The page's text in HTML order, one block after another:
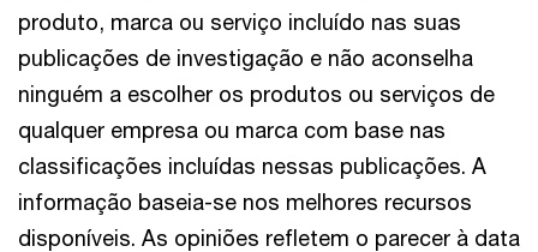
produto, marca ou serviço incluído nas suas
publicações de investigação e não aconselha
ninguém a escolher os produtos ou serviços de
qualquer empresa ou marca com base nas
classificações incluídas nessas publicações. A
informação baseia-se nos melhores recursos
disponíveis. As opiniões refletem o parecer à data